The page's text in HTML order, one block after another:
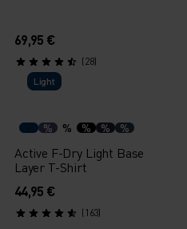
69,95 €
(28)
Light
% % % % %
Active F-Dry Light Base
Layer T-Shirt
44,95 €
(163)